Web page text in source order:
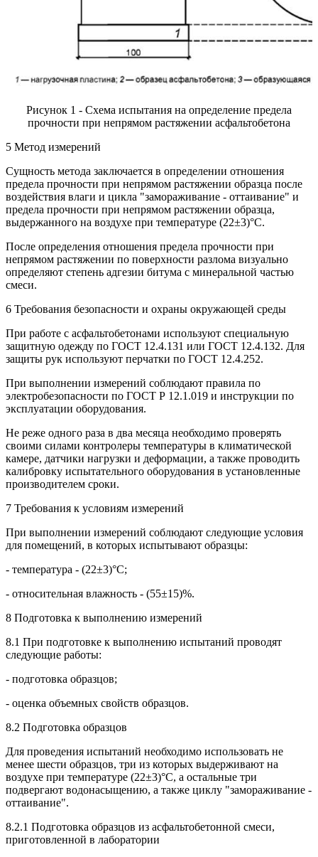
Рисунок 1 - Схема испытания на определение предела
прочности при непрямом растяжении асфальтобетона
5 Метод измерений
Сущность метода заключается в определении отношения
предела прочности при непрямом растяжении образца после
воздействия влаги и цикла "замораживание - оттаивание" и
предела прочности при непрямом растяжении образца,
выдержанного на воздухе при температуре (22±3)°С.
После определения отношения предела прочности при
непрямом растяжении по поверхности разлома визуально
определяют степень адгезии битума с минеральной частью
смеси.
6 Требования безопасности и охраны окружающей среды
При работе с асфальтобетонами используют специальную
защитную одежду по ГОСТ 12.4.131 или ГОСТ 12.4.132. Для
защиты рук используют перчатки по ГОСТ 12.4.252.
При выполнении измерений соблюдают правила по
электробезопасности по ГОСТ Р 12.1.019 и инструкции по
эксплуатации оборудования.
Не реже одного раза в два месяца необходимо проверять
своими силами контролеры температуры в климатической
камере, датчики нагрузки и деформации, а также проводить
калибровку испытательного оборудования в установленные
производителем сроки.
7 Требования к условиям измерений
При выполнении измерений соблюдают следующие условия
для помещений, в которых испытывают образцы:
- температура - (22±3)°С;
- относительная влажность - (55±15)%.
8 Подготовка к выполнению измерений
8.1 При подготовке к выполнению испытаний проводят
следующие работы:
- подготовка образцов;
- оценка объемных свойств образцов.
8.2 Подготовка образцов
Для проведения испытаний необходимо использовать не
менее шести образцов, три из которых выдерживают на
воздухе при температуре (22±3)°С, а остальные три
подвергают водонасыщению, а также циклу "замораживание -
оттаивание".
8.2.1 Подготовка образцов из асфальтобетонной смеси,
приготовленной в лаборатории